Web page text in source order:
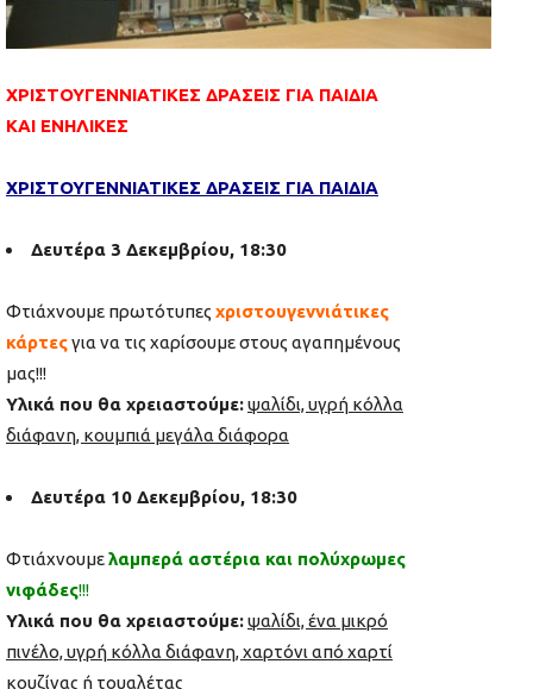
ΧΡΙΣΤΟΥΓΕΝΝΙΑΤΙΚΕΣ ΔΡΑΣΕΙΣ ΓΙΑ ΠΑΙΔΙΑ
ΚΑΙ ΕΝΗΛΙΚΕΣ
ΧΡΙΣΤΟΥΓΕΝΝΙΑΤΙΚΕΣ ΔΡΑΣΕΙΣ ΓΙΑ ΠΑΙΔΙΑ
Δευτέρα 3 Δεκεμβρίου, 18:30
Φτιάχνουμε πρωτότυπες χριστουγεννιάτικες
κάρτεςγια να τις χαρίσουμε στους αγαπημένους
μας!!!
Υλικά που θα χρειαστούμε:ψαλίδι, υγρή κόλλα
διάφανη, κουμπιά μεγάλα διάφορα
Δευτέρα 10 Δεκεμβρίου, 18:30
Φτιάχνουμελαμπερά αστέρια και πολύχρωμες
νιφάδες!!!
Υλικά που θα χρειαστούμε:ψαλίδι, ένα μικρό
πινέλο, υγρή κόλλα διάφανη, χαρτόνι από χαρτί
κουζίνας ή τουαλέτας